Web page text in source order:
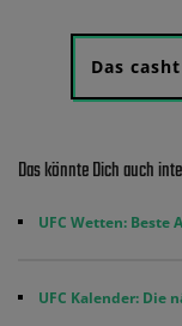
Das
Das könnte Dich auch
UFC Wetten: Beste
UFC Kalender: Die